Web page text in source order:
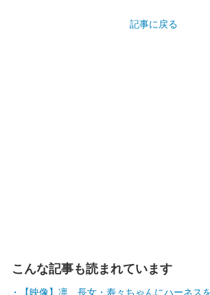
記事に戻る
こんな記事も読まれています
【映像】凛、長女・寿々ちゃんにハーネス